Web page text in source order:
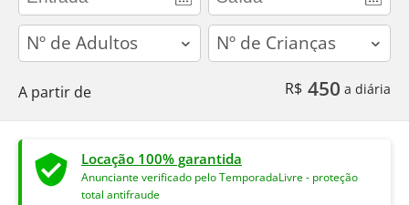
adults children
A partir de R$ 450 a diária
Locação 100% garantida
Anunciante verificado pelo TemporadaLivre - proteção
total antifraude